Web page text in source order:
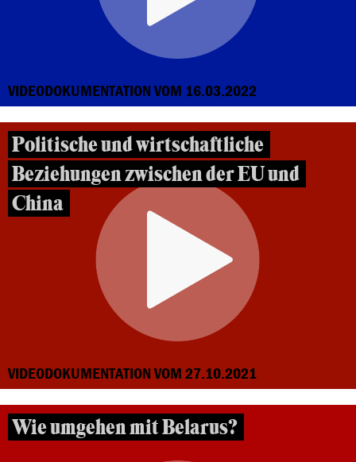
VIDEODOKUMENTATION VOM 16.03.2022
Politische und wirtschaftliche
Beziehungen zwischen der EU und
China
VIDEODOKUMENTATION VOM 27.10.2021
Wie umgehen mit Belarus?